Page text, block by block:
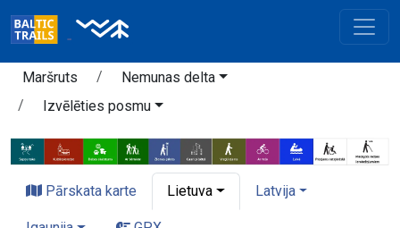
Maršruts
Nemunas delta
Izvēlēties posmu
Pārskata karte Lietuva Latvija